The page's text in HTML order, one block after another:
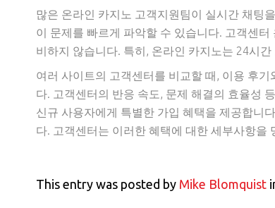
많은 온라인 카지노 고객지원팀이 실시간 채팅
이 문제를 빠르게 파악할 수 있습니다. 고객센
비하지 않습니다. 특히, 온라인 카지노는 24시
여러 사이트의 고객센터를 비교할 때, 이용 후기
다. 고객센터의 반응 속도, 문제 해결의 효율성
신규 사용자에게 특별한 가입 혜택을 제공합니
다. 고객센터는 이러한 혜택에 대한 세부사항을
This entry was posted by Mike Blomquist